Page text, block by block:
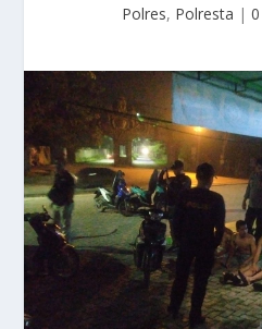
Polres, Polresta | 0